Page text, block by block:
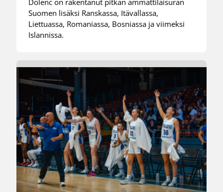
Suomen lisäksi Ranskassa, Itävallassa,
Liettuassa, Romaniassa, Bosniassa ja viimeksi
Islannissa.